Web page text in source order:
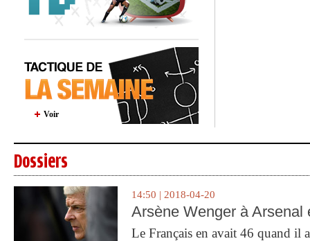
Voir
Dossiers
14:50 | 2018-04-20
Arsène Wenger à Arsenal
Le Français en avait 46 quand il